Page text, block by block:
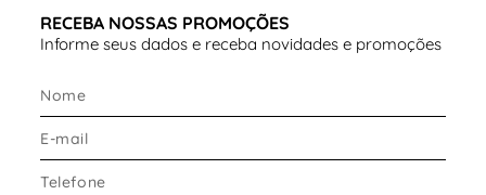
O solado combinaEVA e borracha
amortecimento e aderência.
Destaques do solado:
Entressola com tecnologia
que auxilia na absorção de impacto
Borracha que garante
Ideal para corrida leve e caminhada
RECEBA NOSSAS PROMOÇÕES
Informe seus dados e receba novidades e promoções